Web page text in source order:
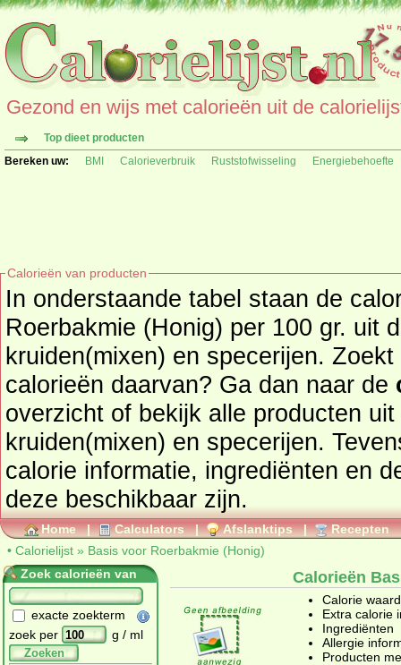
Gezond en wijs met calorieën uit de
Top dieet producten
Bereken uw:
BMI Calorieverbruik Ruststofwisseling Energiebehoefte
Calorieën van producten
In onderstaande tabel staan de
Roerbakmie (Honig) per 100 gr. uit
kruiden(mixen) en specerijen. Zoekt u een ander product en de
calorieën daarvan? Ga dan naar de
overzicht of bekijk alle
kruiden(mixen) en specerijen. Tevens vindt u ook de uitgebreide
calorie informatie, ingrediënten en
deze beschikbaar zijn.
Home | Calculators | Afslanktips | Recepten
• Calorielijst » Basis voor Roerbakmie (Honig)
Zoek calorieën van
exacte zoekterm
zoek per
g / ml
Zoeken
Calorieën
Calorie
Extra calorie
Ingrediënten
Allergie
Producten